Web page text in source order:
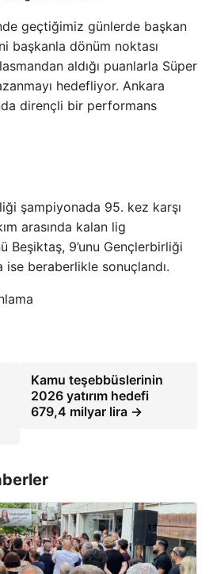
geçtiğimiz günlerde başkan
başkanla dönüm noktası
aldığı puanlarla Süper
hedefliyor. Ankara
dirençli bir performans
şampiyonada 95. kez karşı
arasında kalan lig
Beşiktaş, 9’unu Gençlerbirliği
ise beraberlikle sonuçlandı.
Kamu teşebbüslerinin
2026 yatırım hedefi
679,4 milyar lira →